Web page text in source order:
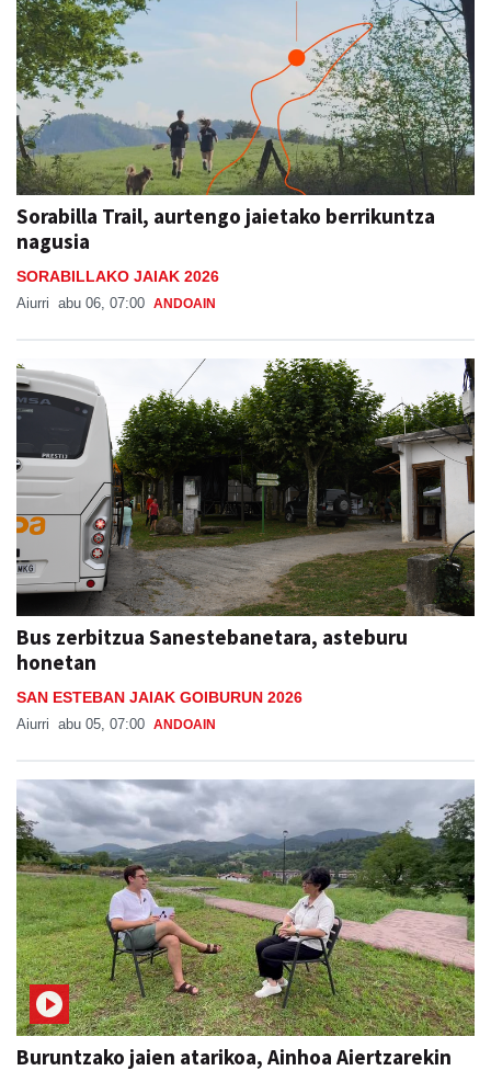
Sorabilla Trail, aurtengo jaietako berrikuntza
nagusia
SORABILLAKO JAIAK 2026
Aiurri abu 06, 07:00 ANDOAIN
Bus zerbitzua Sanestebanetara, asteburu
honetan
SAN ESTEBAN JAIAK GOIBURUN 2026
Aiurri abu 05, 07:00 ANDOAIN
Buruntzako jaien atarikoa, Ainhoa Aiertzarekin